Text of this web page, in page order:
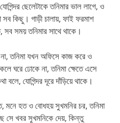
ছেলেটাকে তনিমার ভাল লাগে, ও
সব কিছু। গাড়ী চালায়, ফাই ফরমাশ
সব সময় তনিমার সাথে থাকে।
না, তনিমা যখন অফিসে কাজ করে ও
ঘরে ঢোকে না, তনিমা ক্ষেতে এসে
যোগিন্দর দূরে দাঁড়িয়ে থাকে।
মনে হত ও বোধহয় সুখমনির চর, তনিমা
সে খবর সুখমনিকে দেয়, কিন্তু